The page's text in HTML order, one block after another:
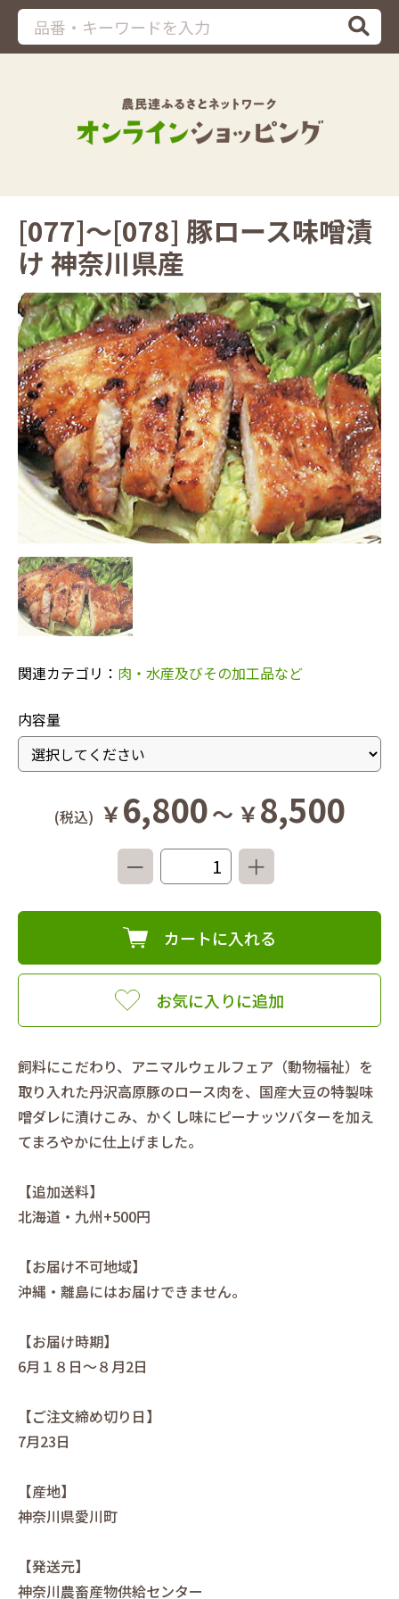
[077]～[078] 豚ロース味噌漬
け 神奈川県産
関連カテゴリ： 肉・水産及びその加工品など
内容量
(税込) ￥6,800～ ￥8,500
－ ＋
カートに入れる
お気に入りに追加
飼料にこだわり、アニマルウェルフェア（動物福祉）を
取り入れた丹沢高原豚のロース肉を、国産大豆の特製味
噌ダレに漬けこみ、かくし味にピーナッツバターを加え
てまろやかに仕上げました。
【追加送料】
北海道・九州+500円
【お届け不可地域】
沖縄・離島にはお届けできません。
【お届け時期】
6月１８日～８月2日
【ご注文締め切り日】
7月23日
【産地】
神奈川県愛川町
【発送元】
神奈川農畜産物供給センター